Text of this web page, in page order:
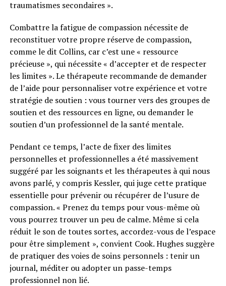
traumatismes secondaires ».
Combattre la fatigue de compassion nécessite de
reconstituer votre propre réserve de compassion,
comme le dit Collins, car c’est une « ressource
précieuse », qui nécessite « d’accepter et de respecter
les limites ». Le thérapeute recommande de demander
de l’aide pour personnaliser votre expérience et votre
stratégie de soutien : vous tourner vers des groupes de
soutien et des ressources en ligne, ou demander le
soutien d’un professionnel de la santé mentale.
Pendant ce temps, l’acte de fixer des limites
personnelles et professionnelles a été massivement
suggéré par les soignants et les thérapeutes à qui nous
avons parlé, y compris Kessler, qui juge cette pratique
essentielle pour prévenir ou récupérer de l’usure de
compassion. « Prenez du temps pour vous-même où
vous pourrez trouver un peu de calme. Même si cela
réduit le son de toutes sortes, accordez-vous de l’espace
pour être simplement », convient Cook. Hughes suggère
de pratiquer des voies de soins personnels : tenir un
journal, méditer ou adopter un passe-temps
professionnel non lié.